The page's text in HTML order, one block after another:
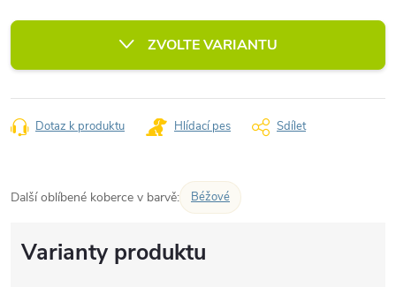
cena:
ZVOLTE VARIANTU
Dotaz k produktu Hlídací pes Sdílet
Další oblíbené koberce v barvě: Béžové